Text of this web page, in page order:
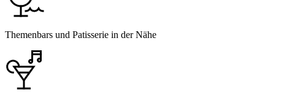
Themenbars und Patisserie in der Nähe